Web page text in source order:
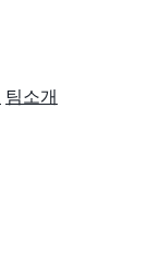
팀소개